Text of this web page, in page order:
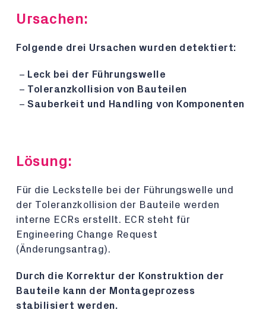
Ursachen:
Folgende drei Ursachen wurden detektiert:
Leck bei der Führungswelle
Toleranzkollision von Bauteilen
Sauberkeit und Handling von Komponenten
Lösung:
Für die Leckstelle bei der Führungswelle und
der Toleranzkollision der Bauteile werden
interne ECRs erstellt. ECR steht für
Engineering Change Request
(Änderungsantrag).
Durch die Korrektur der Konstruktion der
Bauteile kann der Montageprozess
stabilisiert werden.